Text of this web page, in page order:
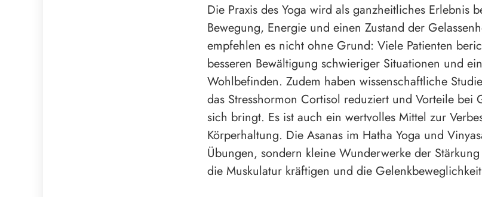
Die Praxis des Yoga wird als ganzheitliches Erlebnis
Bewegung, Energie und einen Zustand der
empfehlen es nicht ohne Grund: Viele Patienten
besseren Bewältigung schwieriger Situationen und
Wohlbefinden. Zudem haben wissenschaftliche
das Stresshormon Cortisol reduziert und Vorteile bei
sich bringt. Es ist auch ein wertvolles Mittel zur
Körperhaltung. Die Asanas im Hatha Yoga und
Übungen, sondern kleine Wunderwerke der
die Muskulatur kräftigen und die